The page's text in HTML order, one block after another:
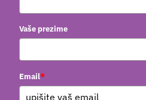
Vaše prezime
Email*